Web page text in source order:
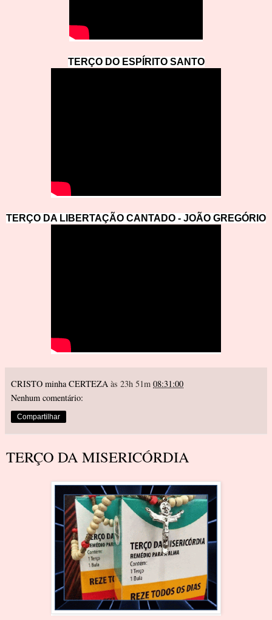
TERÇO DO ESPÍRITO SANTO
TERÇO DA LIBERTAÇÃO CANTADO - JOÃO GREGÓRIO
CRISTO minha CERTEZA às 23h 51m 08:31:00
Nenhum comentário:
Compartilhar
TERÇO DA MISERICÓRDIA